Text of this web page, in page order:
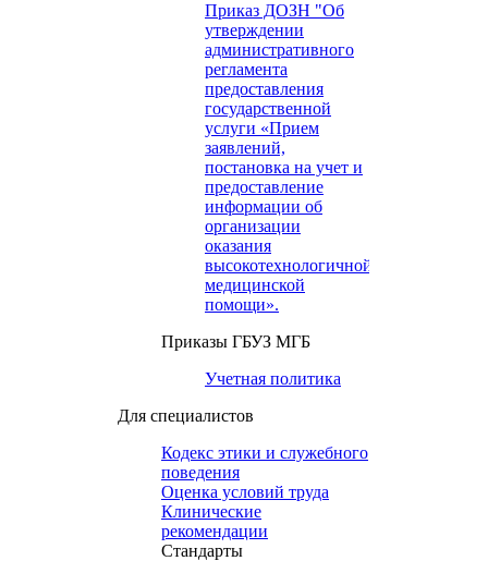
Приказ ДОЗН "Об
утверждении
административного
регламента
предоставления
государственной
услуги «Прием
заявлений,
постановка на учет и
предоставление
информации об
организации
оказания
высокотехнологичной
медицинской
помощи».
Приказы ГБУЗ МГБ
Учетная политика
Для специалистов
Кодекс этики и служебного
поведения
Оценка условий труда
Клинические
рекомендации
Cтандарты